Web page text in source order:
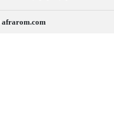
afrarom.com